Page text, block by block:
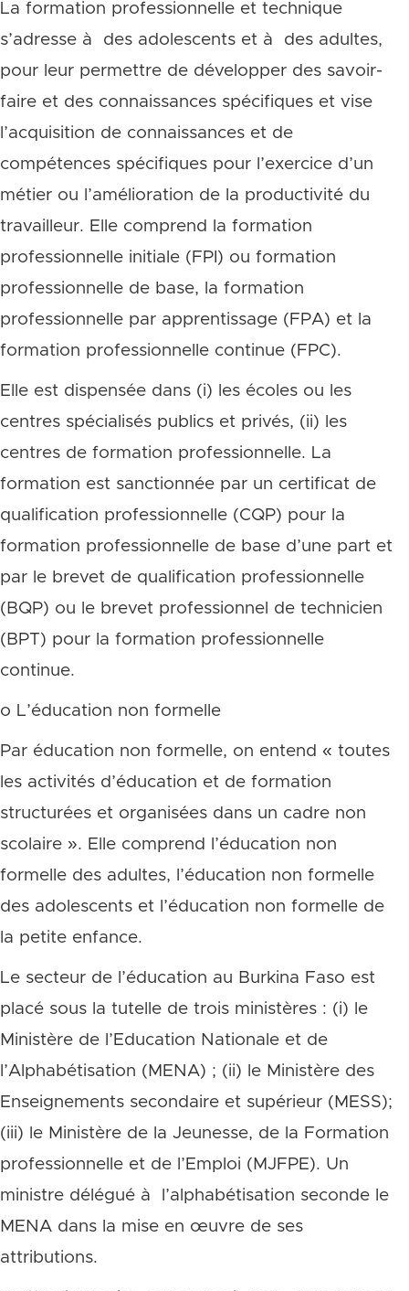
La formation professionnelle et technique
s’adresse à des adolescents et à des adultes,
pour leur permettre de développer des savoir-
faire et des connaissances spécifiques et vise
l’acquisition de connaissances et de
compétences spécifiques pour l’exercice d’un
métier ou l’amélioration de la productivité du
travailleur. Elle comprend la formation
professionnelle initiale (FPI) ou formation
professionnelle de base, la formation
professionnelle par apprentissage (FPA) et la
formation professionnelle continue (FPC).
Elle est dispensée dans (i) les écoles ou les
centres spécialisés publics et privés, (ii) les
centres de formation professionnelle. La
formation est sanctionnée par un certificat de
qualification professionnelle (CQP) pour la
formation professionnelle de base d’une part et
par le brevet de qualification professionnelle
(BQP) ou le brevet professionnel de technicien
(BPT) pour la formation professionnelle
continue.
o L’éducation non formelle
Par éducation non formelle, on entend « toutes
les activités d’éducation et de formation
structurées et organisées dans un cadre non
scolaire ». Elle comprend l’éducation non
formelle des adultes, l’éducation non formelle
des adolescents et l’éducation non formelle de
la petite enfance.
Le secteur de l’éducation au Burkina Faso est
placé sous la tutelle de trois ministères : (i) le
Ministère de l’Education Nationale et de
l’Alphabétisation (MENA) ; (ii) le Ministère des
Enseignements secondaire et supérieur (MESS);
(iii) le Ministère de la Jeunesse, de la Formation
professionnelle et de l’Emploi (MJFPE). Un
ministre délégué à l’alphabétisation seconde le
MENA dans la mise en œuvre de ses
attributions.